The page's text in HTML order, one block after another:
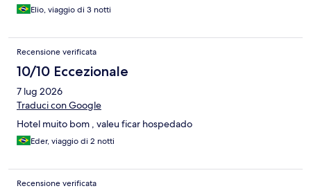
Elio, viaggio di 3 notti
Recensione verificata
10/10 Eccezionale
7 lug 2026
Traduci con Google
Hotel muito bom , valeu ficar hospedado
Eder, viaggio di 2 notti
Recensione verificata